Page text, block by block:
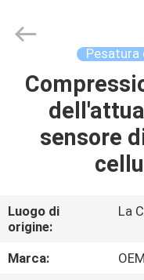
CASA.
PRODOTTI
SU
DI
Co.,Limited.
Pesatura
sensore
Luogo di
origine:
La
Marca:
OEM